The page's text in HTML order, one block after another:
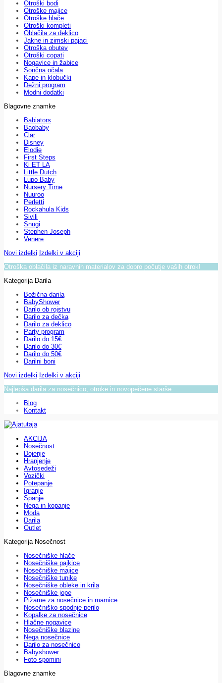
Otroški bodi
Otroške majice
Otroške hlače
Otroški kompleti
Oblačila za deklico
Jakne in zimski pajaci
Otroška obutev
Otroški copati
Nogavice in žabice
Sončna očala
Kape in klobučki
Dežni program
Modni dodatki
Blagovne znamke
Babiators
Baobaby
Clar
Disney
Elodie
First Steps
Ki ET LA
Little Dutch
Lupo Baby
Nursery Time
Nuuroo
Perletti
Rockahula Kids
Sivili
Snugi
Stephen Joseph
Venere
Novi izdelki Izdelki v akciji
Otroška oblačila iz naravnih materialov za dobro počutje vaših otrok!
Kategorija Darila
Božična darila
BabyShower
Darilo ob rojstvu
Darilo za dečka
Darilo za deklico
Party program
Darilo do 15€
Darilo do 30€
Darilo do 50€
Darilni boni
Novi izdelki Izdelki v akciji
Najlepša darila za nosečnico, otroke in novopečene starše.
Blog
Kontakt
AKCIJA
Nosečnost
Dojenje
Hranjenje
Avtosedeži
Vozički
Potepanje
Igranje
Spanje
Nega in kopanje
Moda
Darila
Outlet
Kategorija Nosečnost
Nosečniške hlače
Nosečniške pajkice
Nosečniške majice
Nosečniške tunike
Nosečniške obleke in krila
Nosečniške jope
Pižame za nosečnice in mamice
Nosečniško spodnje perilo
Kopalke za nosečnice
Hlačne nogavice
Nosečniške blazine
Nega nosečnice
Darilo za nosečnico
Babyshower
Foto spomini
Blagovne znamke